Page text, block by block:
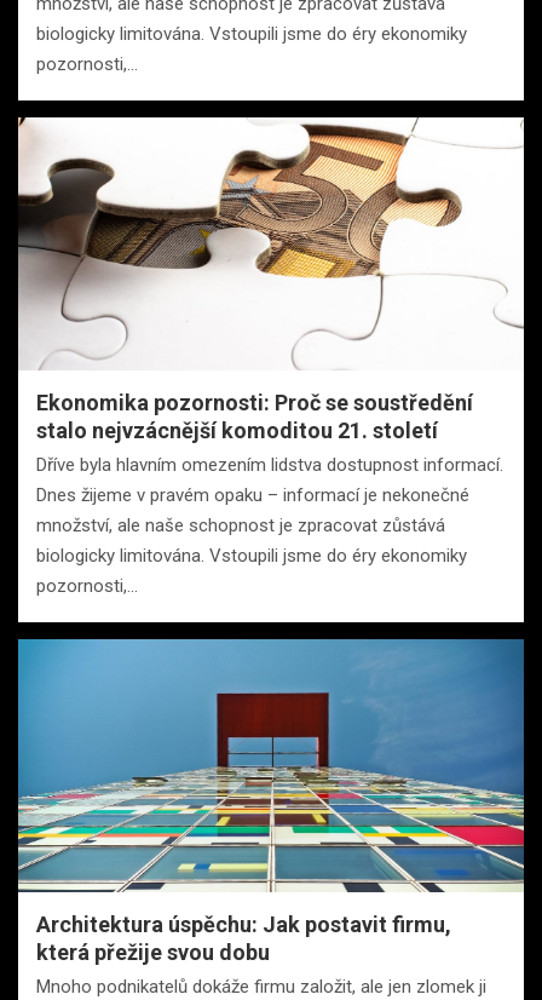
biologicky limitována. Vstoupili jsme do éry ekonomiky
pozornosti,…
Ekonomika pozornosti: Proč se soustředění
stalo nejvzácnější komoditou 21. století
Dříve byla hlavním omezením lidstva dostupnost informací.
Dnes žijeme v pravém opaku – informací je nekonečné
množství, ale naše schopnost je zpracovat zůstává
biologicky limitována. Vstoupili jsme do éry ekonomiky
pozornosti,…
Architektura úspěchu: Jak postavit firmu,
která přežije svou dobu
Mnoho podnikatelů dokáže firmu založit, ale jen zlomek ji